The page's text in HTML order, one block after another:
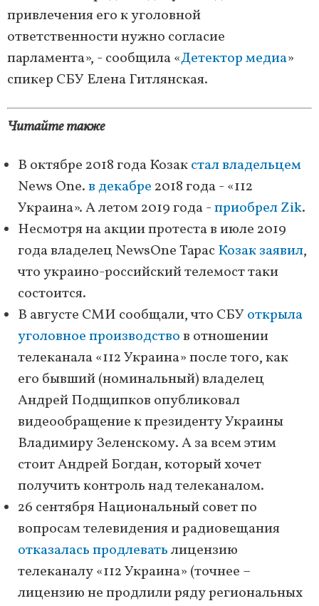
привлечения его к уголовной
ответственности нужно согласие
парламента», - сообщила «Детектор медиа»
спикер СБУ Елена Гитлянская.
Читайте также
В октябре 2018 года Козакстал владельцем
News One.в декабре 2018 года - «112
Украина». А летом 2019 года -приобрел Zik.
Несмотря на акции протеста в июле 2019
года владелец NewsOne ТарасКозак заявил,
что украино-российский телемост таки
состоится.
В августе СМИ сообщали, что СБУоткрыла
уголовное производствов отношении
телеканала «112 Украина» после того, как
его бывший (номинальный) владелец
Андрей Подщипков опубликовал
видеообращение к президенту Украины
Владимиру Зеленскому. А за всем этим
стоит Андрей Богдан, который хочет
получить контроль над телеканалом.
26 сентября Национальный совет по
вопросам телевидения и радиовещания
отказалась продлеватьлицензию
телеканалу «112 Украина» (точнее –
лицензию не продлили ряду региональных